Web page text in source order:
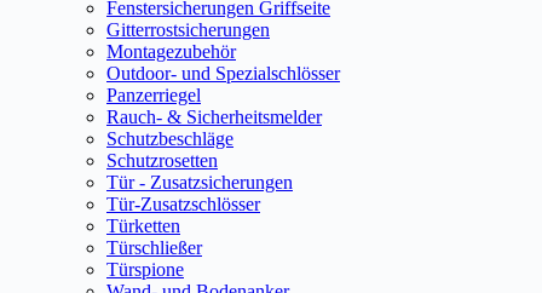
Fenstersicherungen Griffseite
Gitterrostsicherungen
Montagezubehör
Outdoor- und Spezialschlösser
Panzerriegel
Rauch- & Sicherheitsmelder
Schutzbeschläge
Schutzrosetten
Tür - Zusatzsicherungen
Tür-Zusatzschlösser
Türketten
Türschließer
Türspione